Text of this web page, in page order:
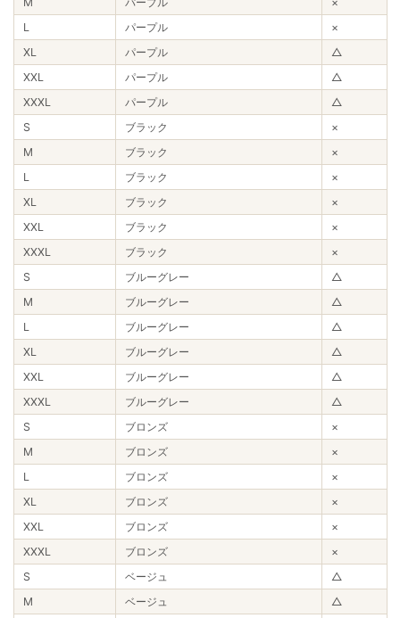
L
パープル
×
XL
パープル
△
XXL
パープル
△
XXXL
パープル
△
S
ブラック
×
M
ブラック
×
L
ブラック
×
XL
ブラック
×
XXL
ブラック
×
XXXL
ブラック
×
S
ブルーグレー
△
M
ブルーグレー
△
L
ブルーグレー
△
XL
ブルーグレー
△
XXL
ブルーグレー
△
XXXL
ブルーグレー
△
S
ブロンズ
×
M
ブロンズ
×
L
ブロンズ
×
XL
ブロンズ
×
XXL
ブロンズ
×
XXXL
ブロンズ
×
S
ベージュ
△
M
ベージュ
△